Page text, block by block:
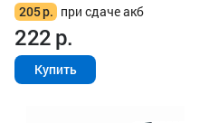
205р. при сдаче акб
222р.
Купить